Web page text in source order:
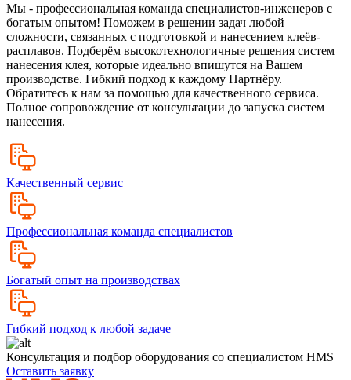
Мы - профессиональная команда специалистов-инженеров с
богатым опытом! Поможем в решении задач любой
сложности, связанных с подготовкой и нанесением клеёв-
расплавов. Подберём высокотехнологичные решения систем
нанесения клея, которые идеально впишутся на Вашем
производстве. Гибкий подход к каждому Партнёру.
Обратитесь к нам за помощью для качественного сервиса.
Полное сопровождение от консультации до запуска систем
нанесения.
Качественный сервис
Профессиональная команда специалистов
Богатый опыт на производствах
Гибкий подход к любой задаче
Консультация и подбор оборудования со специалистом HMS
Оставить заявку